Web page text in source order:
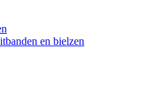
en bielzen